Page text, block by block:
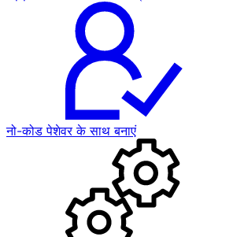
नो-कोड पेशेवर के साथ बनाएं